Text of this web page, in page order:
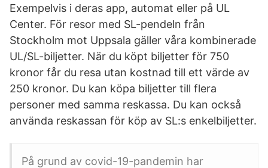
Exempelvis i deras app, automat eller på UL
Center. För resor med SL-pendeln från
Stockholm mot Uppsala gäller våra kombinerade
UL/SL-biljetter. När du köpt biljetter för 750
kronor får du resa utan kostnad till ett värde av
250 kronor. Du kan köpa biljetter till flera
personer med samma reskassa. Du kan också
använda reskassan för köp av SL:s enkelbiljetter.
På grund av covid-19-pandemin har